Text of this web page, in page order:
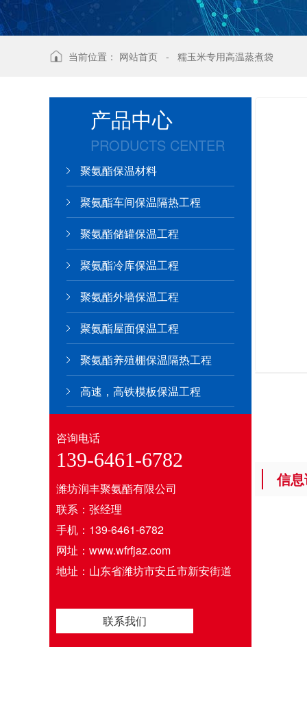
当前位置： 网站首页 - 糯玉米专用高温蒸煮袋
产品中心
PRODUCTS CENTER
聚氨酯保温材料
聚氨酯车间保温隔热工程
聚氨酯储罐保温工程
聚氨酯冷库保温工程
聚氨酯外墙保温工程
聚氨酯屋面保温工程
聚氨酯养殖棚保温隔热工程
高速，高铁模板保温工程
咨询电话
139-6461-6782
潍坊润丰聚氨酯有限公司
联系：张经理
手机：139-6461-6782
网址：www.wfrfjaz.com
地址：山东省潍坊市安丘市新安街道
联系我们
信